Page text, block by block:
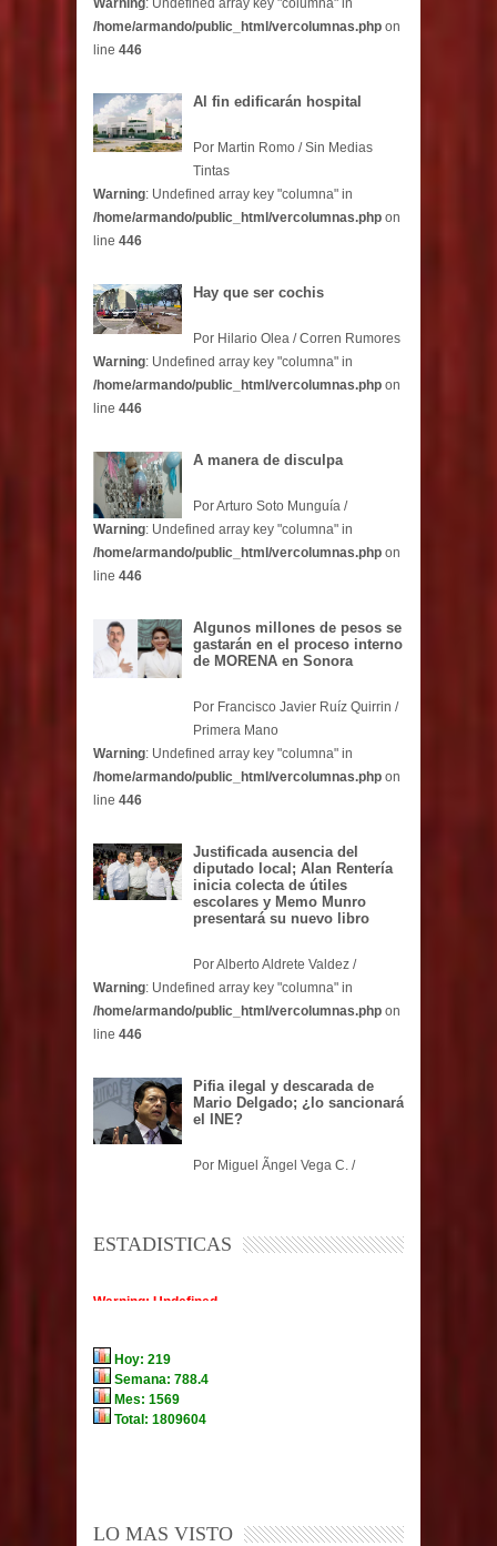
/home/armando/public_html/vercolumnas.php on
line 446
Al fin edificarán hospital
Por Martin Romo / Sin Medias
Tintas
Warning: Undefined array key "columna" in
/home/armando/public_html/vercolumnas.php on
line 446
Hay que ser cochis
Por Hilario Olea / Corren Rumores
Warning: Undefined array key "columna" in
/home/armando/public_html/vercolumnas.php on
line 446
A manera de disculpa
Por Arturo Soto Munguía /
Warning: Undefined array key "columna" in
/home/armando/public_html/vercolumnas.php on
line 446
Algunos millones de pesos se
gastarán en el proceso interno
de MORENA en Sonora
Por Francisco Javier Ruíz Quirrin /
Primera Mano
Warning: Undefined array key "columna" in
/home/armando/public_html/vercolumnas.php on
line 446
Justificada ausencia del
diputado local; Alan Rentería
inicia colecta de útiles
escolares y Memo Munro
presentará su nuevo libro
Por Alberto Aldrete Valdez /
Warning: Undefined array key "columna" in
/home/armando/public_html/vercolumnas.php on
line 446
Pifia ilegal y descarada de
Mario Delgado; ¿lo sancionará
el INE?
Por Miguel Ãngel Vega C. /
ESTADISTICAS
LO MAS VISTO